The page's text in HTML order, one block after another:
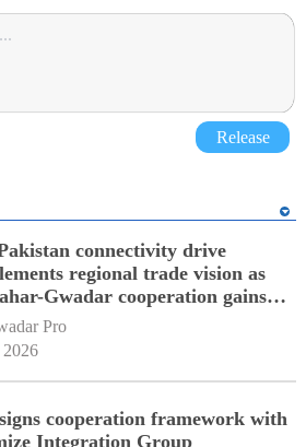
Release
connectivity drive
regional trade vision as
Gwadar cooperation gains
alongside China's BRI
Pro
2026
cooperation framework with
Integration Group